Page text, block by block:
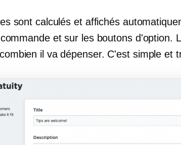
sont calculés et affichés
et sur les boutons d'option.
il va dépenser. C'est simple et